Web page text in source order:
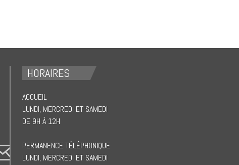
HORAIRES
ACCUEIL
LUNDI, MERCREDI ET SAMEDI
DE 9H À 12H
PERMANENCE TÉLÉPHONIQUE
LUNDI, MERCREDI ET SAMEDI